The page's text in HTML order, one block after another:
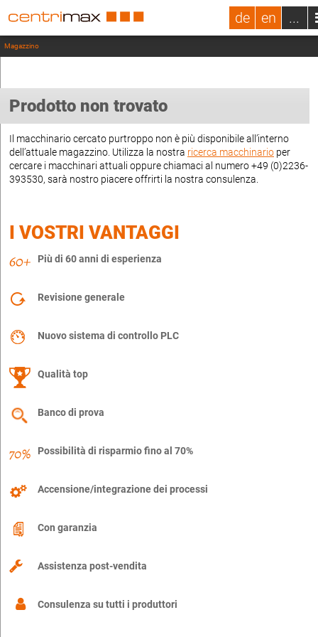
de en ...
Magazzino
Prodotto non trovato
Il macchinario cercato purtroppo non è più disponibile all’interno
dell’attuale magazzino. Utilizza la nostra ricerca macchinario per
cercare i macchinari attuali oppure chiamaci al numero +49 (0)2236-
393530, sarà nostro piacere offrirti la nostra consulenza.
I VOSTRI VANTAGGI
Più di 60 anni di esperienza
Revisione generale
Nuovo sistema di controllo PLC
Qualità top
Banco di prova
Possibilità di risparmio fino al 70%
Accensione/integrazione dei processi
Con garanzia
Assistenza post-vendita
Consulenza su tutti i produttori